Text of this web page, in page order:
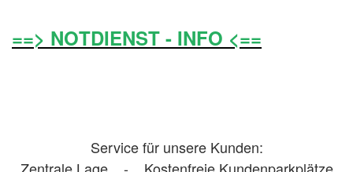
==> NOTDIENST - INFO <==
Service für unsere Kunden:
Zentrale Lage - Kostenfreie Kundenparkplätze